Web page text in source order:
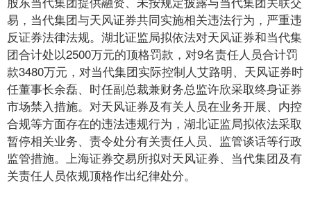
易，当代集团与天风证券共同实施相关违法行为，严重违
反证券法律法规。湖北证监局拟依法对天风证券和当代集
团合计处以2500万元的顶格罚款，对9名责任人员合计罚
款3480万元，对当代集团实际控制人艾路明、天风证券时
任董事长余磊、时任副总裁兼财务总监许欣采取终身证券
市场禁入措施。对天风证券及有关人员在业务开展、内控
合规等方面存在的违法违规行为，湖北证监局拟依法采取
暂停相关业务、责令处分有关责任人员、监管谈话等行政
监管措施。上海证券交易所拟对天风证券、当代集团及有
关责任人员依规顶格作出纪律处分。